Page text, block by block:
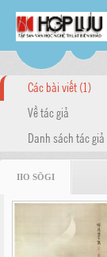
Các bài viết (1)
Về tác giả
Danh sách tác giả
IIO SŌGI